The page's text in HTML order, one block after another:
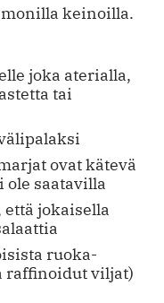
keinoilla.
joka aterialla,
tai
ovat kätevä
ole saatavilla
jokaisella
ruoka-
raffinoidut viljat)